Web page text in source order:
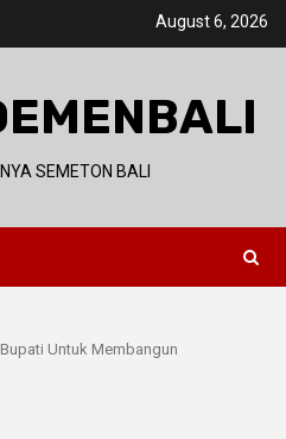
August 6, 2026
SEMETON BALI
Untuk Membangun